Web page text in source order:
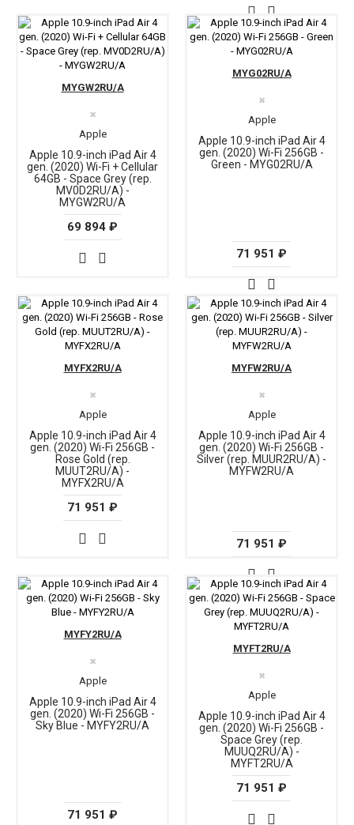
Apple 10.9-inch iPad Air 4
gen. (2020) Wi-Fi + Cellular
64GB - Space Grey (rep.
MV0D2RU/A) -
MYGW2RU/A
Apple
✖
MYGW2RU/A
69 894 ₽
Apple 10.9-inch iPad Air 4
gen. (2020) Wi-Fi 256GB -
Green - MYG02RU/A
Apple
✖
MYG02RU/A
71 951 ₽
Apple 10.9-inch iPad Air 4
gen. (2020) Wi-Fi 256GB -
Rose Gold (rep.
MUUT2RU/A) -
MYFX2RU/A
Apple
✖
MYFX2RU/A
71 951 ₽
Apple 10.9-inch iPad Air 4
gen. (2020) Wi-Fi 256GB -
Silver (rep. MUUR2RU/A) -
MYFW2RU/A
Apple
✖
MYFW2RU/A
71 951 ₽
Apple 10.9-inch iPad Air 4
gen. (2020) Wi-Fi 256GB -
Sky Blue - MYFY2RU/A
Apple
✖
MYFY2RU/A
71 951 ₽
Apple 10.9-inch iPad Air 4
gen. (2020) Wi-Fi 256GB -
Space Grey (rep.
MUUQ2RU/A) -
MYFT2RU/A
Apple
✖
MYFT2RU/A
71 951 ₽